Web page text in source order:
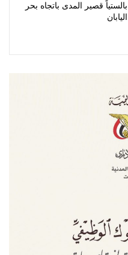
بالستياً قصير المدى باتجاه بحر
اليابان